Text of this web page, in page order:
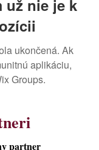
už nie je k
ukončená. Ak
aplikáciu,
Groups.
partner